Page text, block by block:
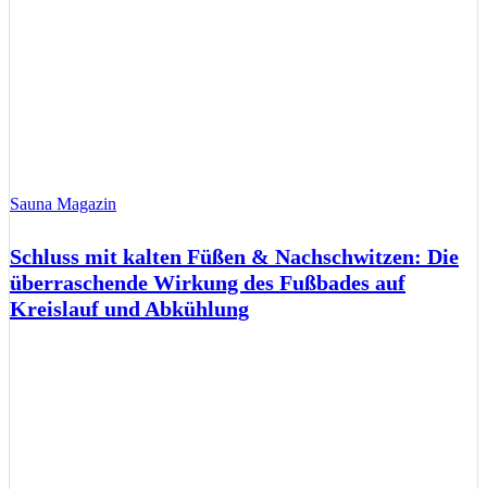
Sauna Magazin
Schluss mit kalten Füßen & Nachschwitzen: Die
überraschende Wirkung des Fußbades auf
Kreislauf und Abkühlung